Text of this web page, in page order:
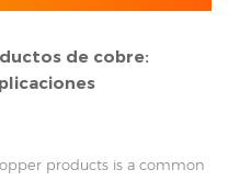
de cobre:
products is a common